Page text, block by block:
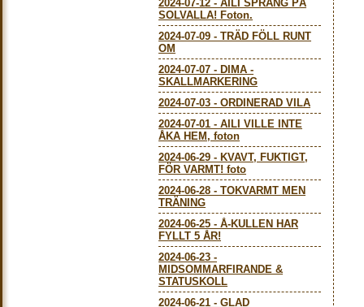
2024-07-12 - AILI SPRANG PÅ
SOLVALLA! Foton.
2024-07-09 - TRÄD FÖLL RUNT
OM
2024-07-07 - DIMA -
SKALLMARKERING
2024-07-03 - ORDINERAD VILA
2024-07-01 - AILI VILLE INTE
ÅKA HEM, foton
2024-06-29 - KVAVT, FUKTIGT,
FÖR VARMT! foto
2024-06-28 - TOKVARMT MEN
TRÄNING
2024-06-25 - Å-KULLEN HAR
FYLLT 5 ÅR!
2024-06-23 -
MIDSOMMARFIRANDE &
STATUSKOLL
2024-06-21 - GLAD